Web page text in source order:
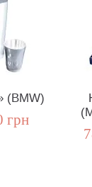
(BMW)
грн